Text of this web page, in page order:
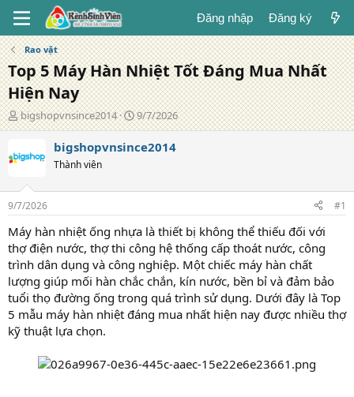
Đăng nhập Đăng ký
Rao vặt
Top 5 Máy Hàn Nhiệt Tốt Đáng Mua Nhất
Hiện Nay
T
á
g
ả
bigshopvnsince2014
N
g
à
g
9/7/2026
bigshopvnsince2014
Thành viên
9/7/2026 #1
Máy hàn nhiệt ống nhựa là thiết bị không thể thiếu đối với
thợ điện nước, thợ thi công hệ thống cấp thoát nước, công
trình dân dụng và công nghiệp. Một chiếc máy hàn chất
lượng giúp mối hàn chắc chắn, kín nước, bền bỉ và đảm bảo
tuổi thọ đường ống trong quá trình sử dụng. Dưới đây là Top
5 mẫu máy hàn nhiệt đáng mua nhất hiện nay được nhiều thợ
kỹ thuật lựa chọn.